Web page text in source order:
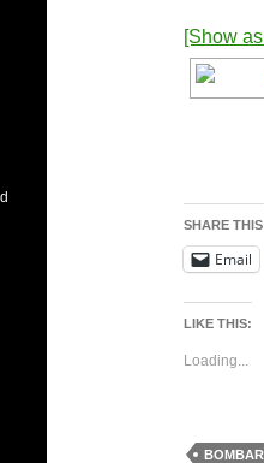
[Show
SHARE
Email
LIKE THIS:
Loading...